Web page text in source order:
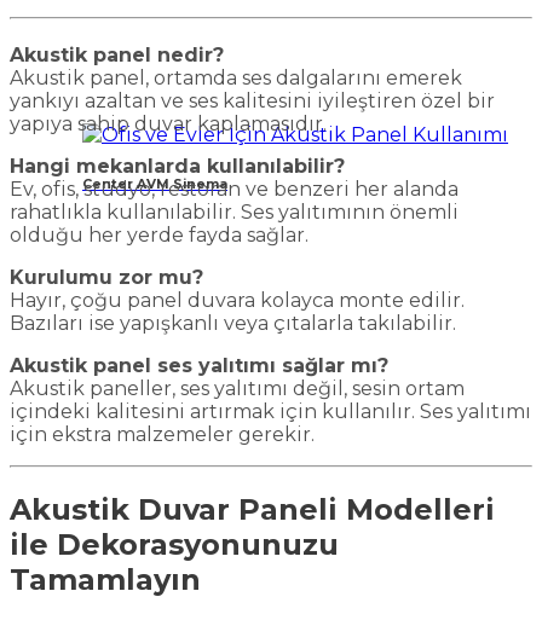
Center AVM Sinema
Akustik panel nedir?
Akustik panel, ortamda ses dalgalarını emerek
yankıyı azaltan ve ses kalitesini iyileştiren özel bir
yapıya sahip duvar kaplamasıdır.
Hangi mekanlarda kullanılabilir?
Ev, ofis, stüdyo, restoran ve benzeri her alanda
rahatlıkla kullanılabilir. Ses yalıtımının önemli
olduğu her yerde fayda sağlar.
Kurulumu zor mu?
Hayır, çoğu panel duvara kolayca monte edilir.
Bazıları ise yapışkanlı veya çıtalarla takılabilir.
Akustik panel ses yalıtımı sağlar mı?
Akustik paneller, ses yalıtımı değil, sesin ortam
içindeki kalitesini artırmak için kullanılır. Ses yalıtımı
için ekstra malzemeler gerekir.
Akustik Duvar Paneli Modelleri
ile Dekorasyonunuzu
Tamamlayın